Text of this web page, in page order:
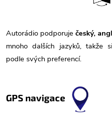
Autorádio podporuje český,
mnoho dalších jazyků, takže
podle svých preferencí.
GPS navigace